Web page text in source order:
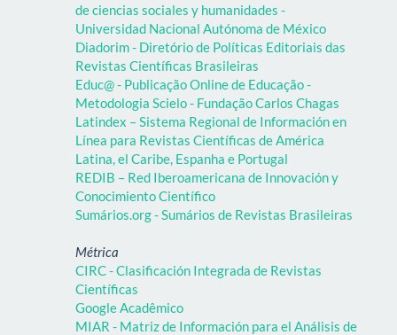
de ciencias sociales y humanidades -
Universidad Nacional Autónoma de México
Diadorim - Diretório de Políticas Editoriais das
Revistas Científicas Brasileiras
Educ@ - Publicação Online de Educação -
Metodologia Scielo - Fundação Carlos Chagas
Latindex – Sistema Regional de Información en
Línea para Revistas Científicas de América
Latina, el Caribe, Espanha e Portugal
REDIB – Red Iberoamericana de Innovación y
Conocimiento Científico
Sumários.org - Sumários de Revistas Brasileiras
Métrica
CIRC - Clasificación Integrada de Revistas
Científicas
Google Acadêmico
MIAR - Matriz de Información para el Análisis de